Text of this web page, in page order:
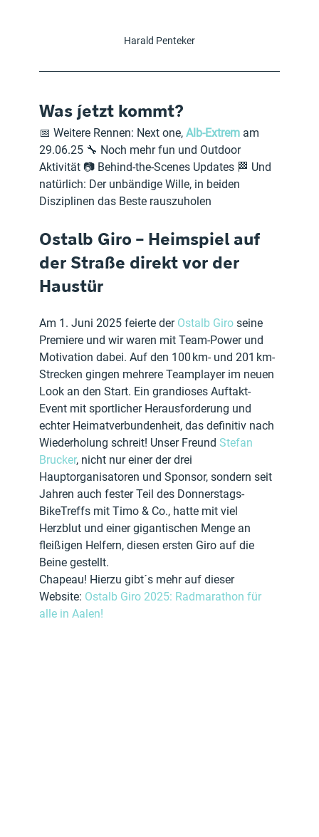
Harald Penteker
Was jetzt kommt?
📅 Weitere Rennen: Next one, Alb-Extrem am
29.06.25 🔧 Noch mehr fun und Outdoor
Aktivität 📷 Behind-the-Scenes Updates 🏁 Und
natürlich: Der unbändige Wille, in beiden
Disziplinen das Beste rauszuholen
Ostalb Giro – Heimspiel auf
der Straße direkt vor der
Haustür
Am 1. Juni 2025 feierte der Ostalb Giro seine
Premiere und wir waren mit Team-Power und
Motivation dabei. Auf den 100 km- und 201 km-
Strecken gingen mehrere Teamplayer im neuen
Look an den Start. Ein grandioses Auftakt-
Event mit sportlicher Herausforderung und
echter Heimatverbundenheit, das definitiv nach
Wiederholung schreit! Unser Freund Stefan
Brucker, nicht nur einer der drei
Hauptorganisatoren und Sponsor, sondern seit
Jahren auch fester Teil des Donnerstags-
BikeTreffs mit Timo & Co., hatte mit viel
Herzblut und einer gigantischen Menge an
fleißigen Helfern, diesen ersten Giro auf die
Beine gestellt.
Chapeau! Hierzu gibt´s mehr auf dieser
Website: Ostalb Giro 2025: Radmarathon für
alle in Aalen!